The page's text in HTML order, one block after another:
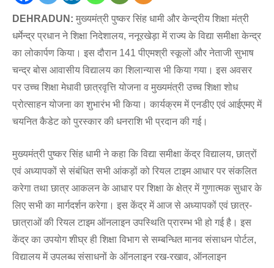
DEHRADUN: मुख्यमंत्री पुष्कर सिंह धामी और केन्द्रीय शिक्षा मंत्री
धर्मेन्द्र प्रधान ने शिक्षा निदेशालय, ननूरखेड़ा में राज्य के विद्या समीक्षा केन्द्र
का लोकार्पण किया। इस दौरान 141 पीएमश्री स्कूलों और नेताजी सुभाष
चन्द्र बोस आवासीय विद्यालय का शिलान्यास भी किया गया। इस अवसर
पर उच्च शिक्षा मेधावी छात्रवृत्ति योजना व मुख्यमंत्री उच्च शिक्षा शोध
प्रोत्साहन योजना का शुभारंभ भी किया। कार्यक्रम में एनडीए एवं आईएमए में
चयनित कैडेट को पुरस्कार की धनराशि भी प्रदान की गई।
मुख्यमंत्री पुष्कर सिंह धामी ने कहा कि विद्या समीक्षा केंद्र विद्यालय, छात्रों
एवं अध्यापकों से संबंधित सभी आंकड़ों को रियल टाइम आधार पर संकलित
करेगा तथा छात्र आकलन के आधार पर शिक्षा के क्षेत्र में गुणात्मक सुधार के
लिए सभी का मार्गदर्शन करेगा। इस केंद्र में आज से अध्यापकों एवं छात्र-
छात्राओं की रियल टाइम ऑनलाइन उपस्थिति प्रारम्भ भी हो गई है। इस
केंद्र का उपयोग शीघ्र ही शिक्षा विभाग से सम्बन्धित मानव संसाधन पोर्टल,
विद्यालय में उपलब्ध संसाधनों के ऑनलाइन रख-रखाव, ऑनलाइन